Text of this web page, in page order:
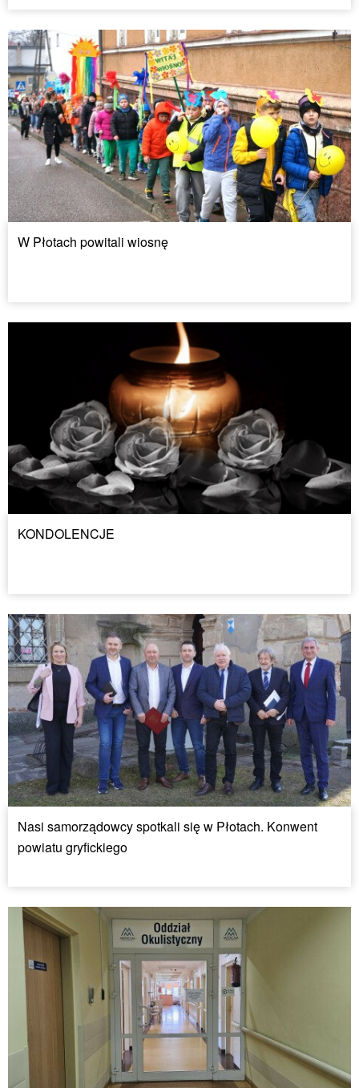
W Płotach powitali wiosnę
KONDOLENCJE
Nasi samorządowcy spotkali się w Płotach. Konwent
powiatu gryfickiego